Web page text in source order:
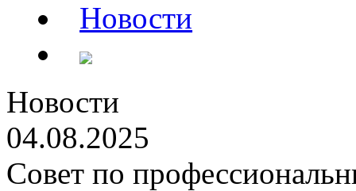
Новости
Новости
04.08.2025
Совет по